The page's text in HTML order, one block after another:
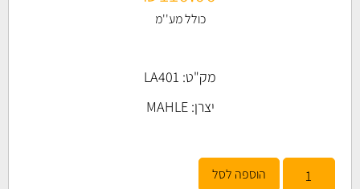
כולל מע''מ
מק"ט: LA401
יצרן:MAHLE
הוספה לסל